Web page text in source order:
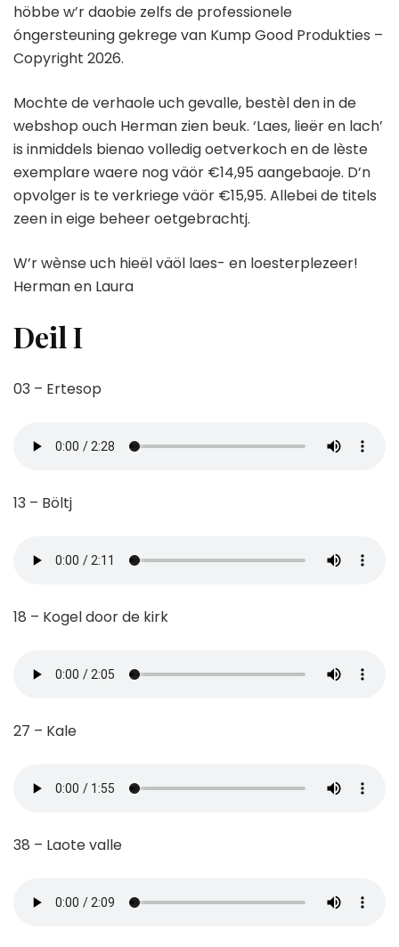
höbbe w’r daobie zelfs de professionele
óngersteuning gekrege van Kump Good Produkties –
Copyright 2026.
Mochte de verhaole uch gevalle, bestèl den in de
webshop ouch Herman zien beuk. ‘Laes, lieër en lach’
is inmiddels bienao volledig oetverkoch en de lèste
exemplare waere nog väör €14,95 aangebaoje. D’n
opvolger is te verkriege väör €15,95. Allebei de titels
zeen in eige beheer oetgebrachtj.
W’r wènse uch hieël väöl laes- en loesterplezeer!
Herman en Laura
Deil I
03 – Ertesop
13 – Böltj
18 – Kogel door de kirk
27 – Kale
38 – Laote valle